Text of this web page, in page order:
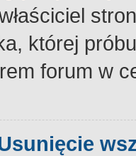
której
forum w